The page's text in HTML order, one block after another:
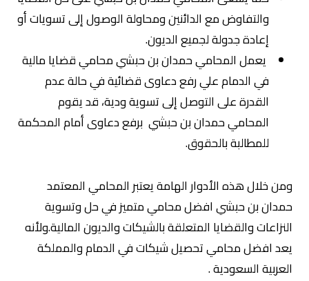
والتفاوض مع الدائنين ومحاولة الوصول إلى تسويات أو
إعادة جدولة لجميع الديون.
يعمل المحامي حمدان بن حبشي محامي قضايا مالية
في الدمام علي رفع دعاوى قضائية في حالة عدم
القدرة على التوصل إلى تسوية ودية، قد يقوم
المحامي حمدان بن حبشي برفع دعاوى أمام المحكمة
للمطالبة بالحقوق.
ومن خلال هذه الأدوار الهامة يعتبر المحامي المعتمد
حمدان بن حبشي افضل محامي متميز في حل وتسوية
النزاعات والقضايا المتعلقة بالشيكات والديون المالية.ولأنه
يعد افضل محامي تحصيل شيكات في الدمام والمملكة
العربية السعودية .